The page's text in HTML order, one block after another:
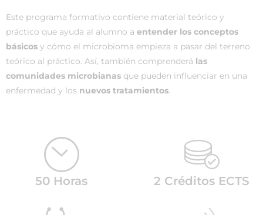
Este programa formativo contiene material teórico y
práctico que ayuda al alumno a entender los conceptos
básicos y cómo el microbioma empieza a pasar del terreno
teórico al práctico. Así, también comprenderá las
comunidades microbianas que pueden influenciar en una
enfermedad y los nuevos tratamientos.
50 Horas 2 Créditos ECTS